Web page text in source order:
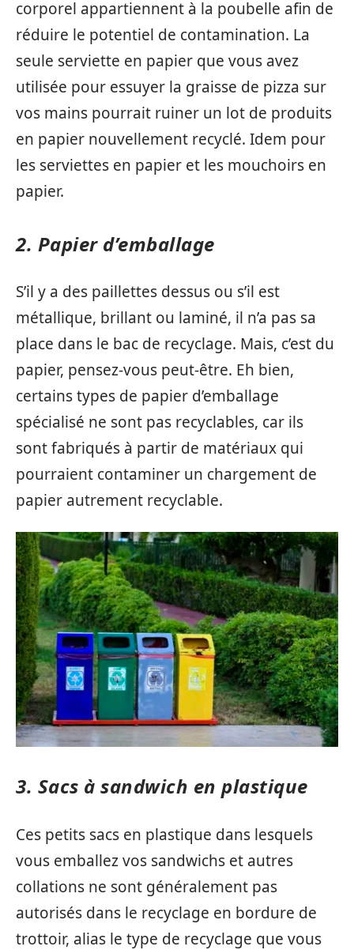
corporel appartiennent à la poubelle afin de
réduire le potentiel de contamination. La
seule serviette en papier que vous avez
utilisée pour essuyer la graisse de pizza sur
vos mains pourrait ruiner un lot de produits
en papier nouvellement recyclé. Idem pour
les serviettes en papier et les mouchoirs en
papier.
2. Papier d’emballage
S’il y a des paillettes dessus ou s’il est
métallique, brillant ou laminé, il n’a pas sa
place dans le bac de recyclage. Mais, c’est du
papier, pensez-vous peut-être. Eh bien,
certains types de papier d’emballage
spécialisé ne sont pas recyclables, car ils
sont fabriqués à partir de matériaux qui
pourraient contaminer un chargement de
papier autrement recyclable.
3. Sacs à sandwich en plastique
Ces petits sacs en plastique dans lesquels
vous emballez vos sandwichs et autres
collations ne sont généralement pas
autorisés dans le recyclage en bordure de
trottoir, alias le type de recyclage que vous